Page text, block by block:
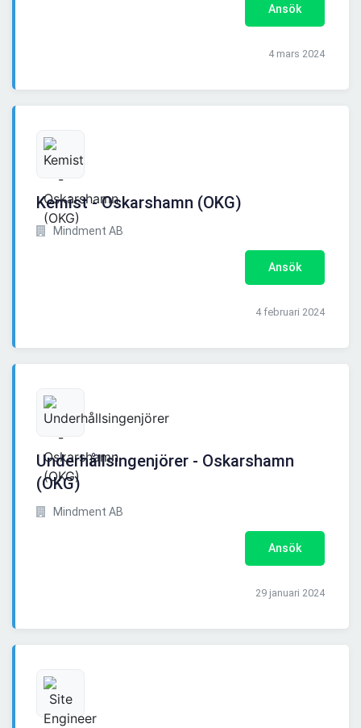
Ansök
4 mars 2024
Kemist - Oskarshamn (OKG)
Mindment AB
Ansök
4 februari 2024
Underhållsingenjörer - Oskarshamn
(OKG)
Mindment AB
Ansök
29 januari 2024